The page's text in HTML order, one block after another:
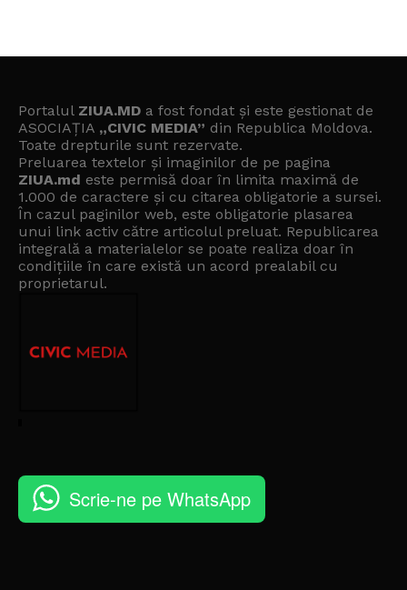
Portalul ZIUA.MD a fost fondat și este gestionat de
ASOCIAȚIA „CIVIC MEDIA” din Republica Moldova.
Toate drepturile sunt rezervate.
Preluarea textelor și imaginilor de pe pagina
ZIUA.md este permisă doar în limita maximă de
1.000 de caractere și cu citarea obligatorie a sursei.
În cazul paginilor web, este obligatorie plasarea
unui link activ către articolul preluat. Republicarea
integrală a materialelor se poate realiza doar în
condițiile în care există un acord prealabil cu
proprietarul.
Scrie-ne pe WhatsApp